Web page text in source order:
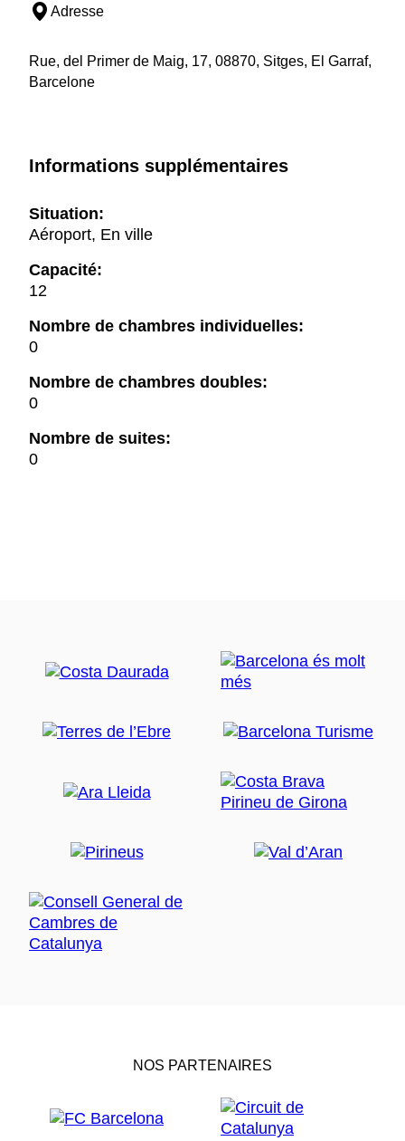
Adresse
Rue, del Primer de Maig, 17, 08870, Sitges, El Garraf,
Barcelone
Informations supplémentaires
Situation:
Aéroport, En ville
Capacité:
12
Nombre de chambres individuelles:
0
Nombre de chambres doubles:
0
Nombre de suites:
0
NOS PARTENAIRES